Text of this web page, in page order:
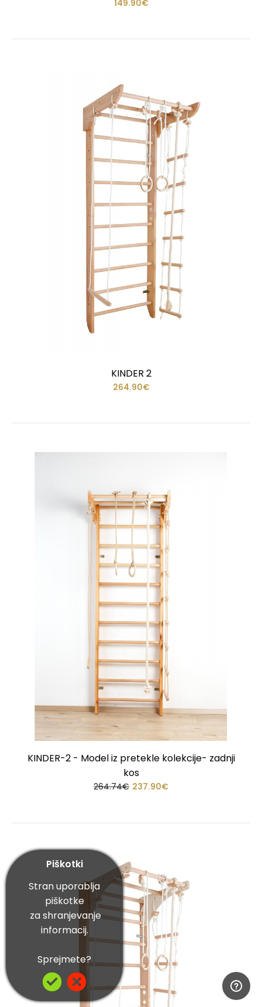
149.90€
KINDER 2
264.90€
KINDER-2 - Model iz pretekle kolekcije- zadnji
kos
264.74€ 237.90€
Piškotki
Stran uporablja
piškotke
za shranjevanje
informacij.
Sprejmete?